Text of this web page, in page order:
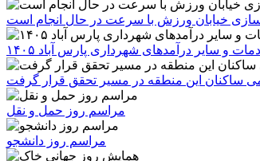
خیابان ورزش با سرعت در حال انجام است
و سایر درآمدهای شهرداری پارس آباد ۱۴۰۵
ساکنان این منطقه در مسیر تحقق قرار گرفت
مراسم روز حمل و نقل
مراسم روز دانشجو